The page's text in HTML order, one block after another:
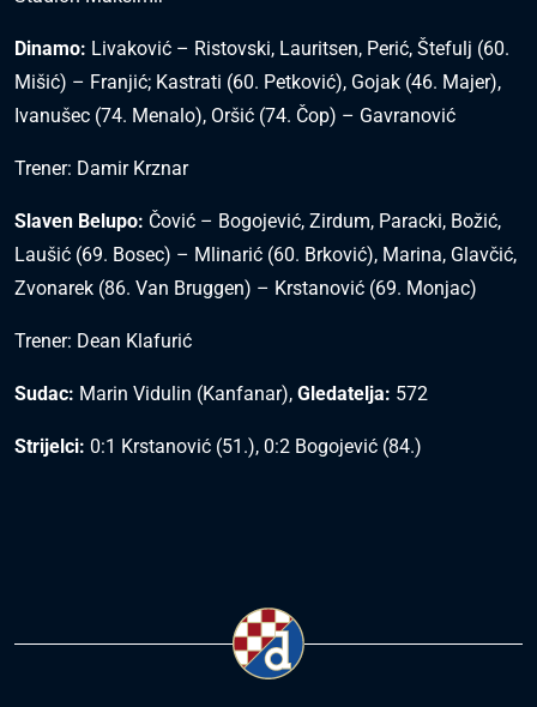
Dinamo: Livaković – Ristovski, Lauritsen, Perić, Štefulj (60.
Mišić) – Franjić; Kastrati (60. Petković), Gojak (46. Majer),
Ivanušec (74. Menalo), Oršić (74. Čop) – Gavranović
Trener: Damir Krznar
Slaven Belupo: Čović – Bogojević, Zirdum, Paracki, Božić,
Laušić (69. Bosec) – Mlinarić (60. Brković), Marina, Glavčić,
Zvonarek (86. Van Bruggen) – Krstanović (69. Monjac)
Trener: Dean Klafurić
Sudac: Marin Vidulin (Kanfanar), Gledatelja: 572
Strijelci: 0:1 Krstanović (51.), 0:2 Bogojević (84.)